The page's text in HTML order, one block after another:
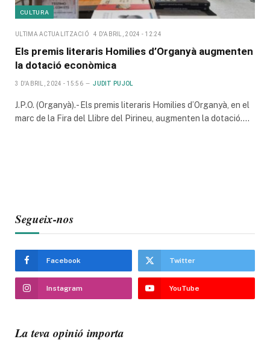
CULTURA
ULTIMA ACTUALITZACIÓ 4 D'ABRIL, 2024 - 12:24
Els premis literaris Homilies d’Organyà augmenten
la dotació econòmica
3 D'ABRIL, 2024 - 15:56 JUDIT PUJOL
J.P.O. (Organyà).- Els premis literaris Homilies d’Organyà, en el
marc de la Fira del Llibre del Pirineu, augmenten la dotació.…
Segueix-nos
Facebook Twitter
Instagram YouTube
La teva opinió importa